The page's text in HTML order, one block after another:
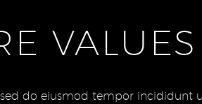
VALUES
do eiusmod tempor incididunt